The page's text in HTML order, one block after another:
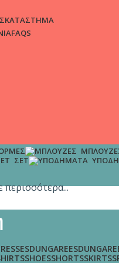
ΚΑΤΑΣΤΗΜΑ
FAQS
ΣΕΤ
περισσότερα...
DUNGAREES
SHOESSHORTSSKIRTS